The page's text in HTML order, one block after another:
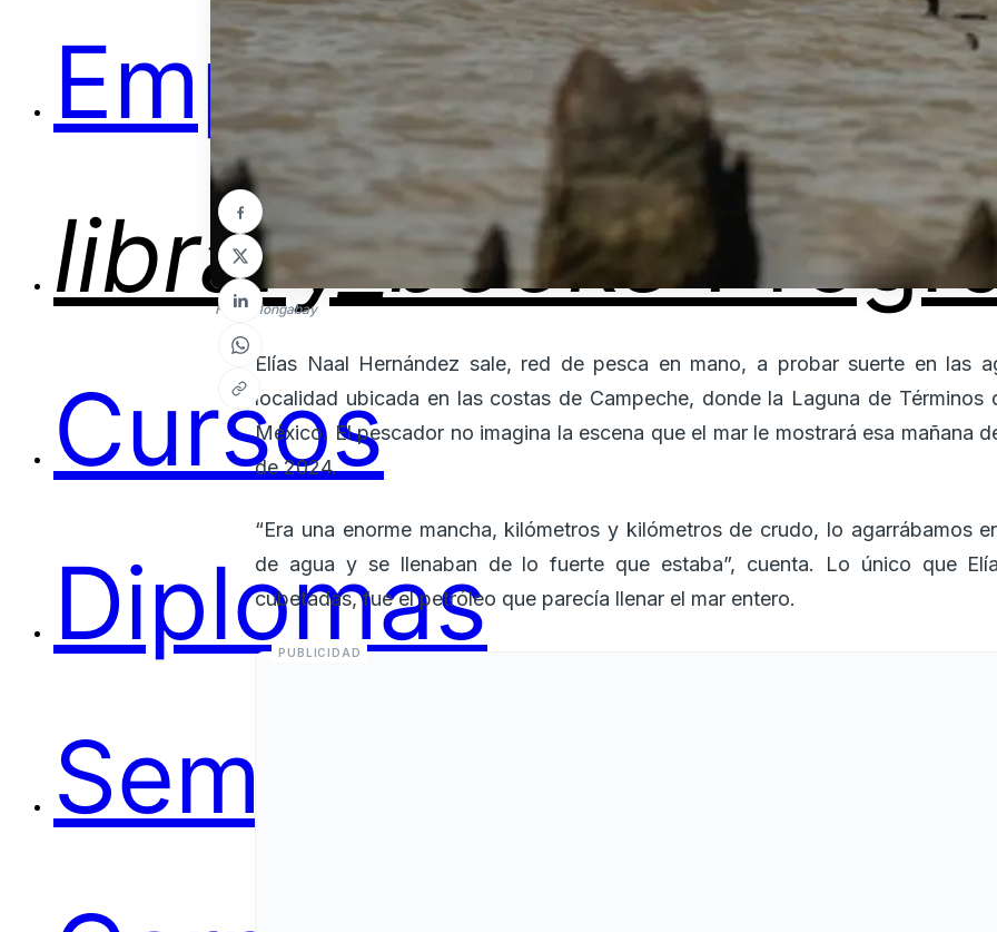
Empleos
library_books
Cursos
Diplomas
Seminarios
Foto: Mongabay
Elías Naal Hernández sale, red de pesca en mano, a probar suerte en las
localidad ubicada en las costas de Campeche, donde la Laguna de Términos
México. El pescador no imagina la escena que el mar le mostrará esa mañana
de 2024.
“Era una enorme mancha, kilómetros y kilómetros de crudo, lo agarrábamos
de agua y se llenaban de lo fuerte que estaba”, cuenta. Lo único que
cubetadas, fue el petróleo que parecía llenar el mar entero.